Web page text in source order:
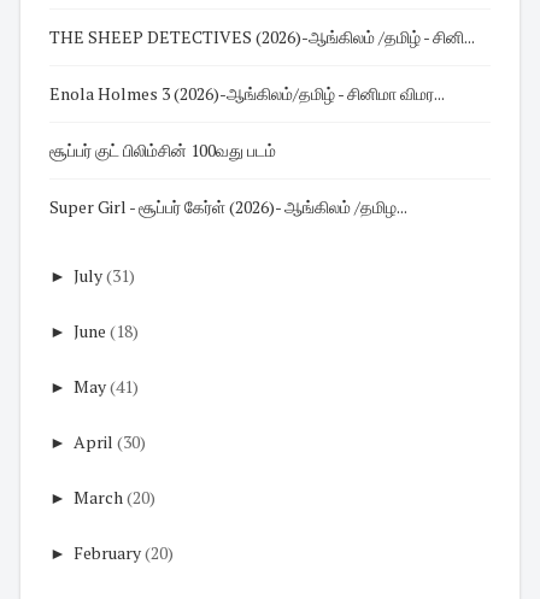
THE SHEEP DETECTIVES (2026)-ஆங்கிலம் /தமிழ் - சினி...
Enola Holmes 3 (2026)-ஆங்கிலம்/தமிழ் - சினிமா விமர...
சூப்பர் குட் பிலிம்சின் 100வது படம்
Super Girl - சூப்பர் கேர்ள் (2026)- ஆங்கிலம் /தமிழ...
► July(31)
► June (18)
► May(41)
► April (30)
► March (20)
► February(20)